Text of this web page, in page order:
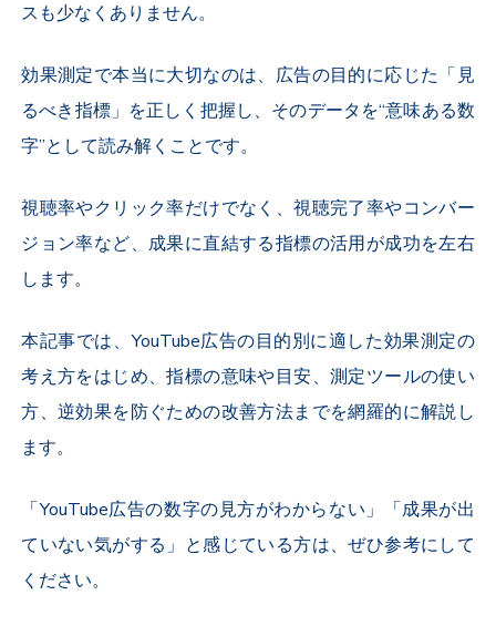
スも少なくありません。
効果測定で本当に大切なのは、広告の目的に応じた「見
るべき指標」を正しく把握し、そのデータを“意味ある数
字”として読み解くことです。
視聴率やクリック率だけでなく、視聴完了率やコンバー
ジョン率など、成果に直結する指標の活用が成功を左右
します。
本記事では、YouTube広告の目的別に適した効果測定の
考え方をはじめ、指標の意味や目安、測定ツールの使い
方、逆効果を防ぐための改善方法までを網羅的に解説し
ます。
「YouTube広告の数字の見方がわからない」「成果が出
ていない気がする」と感じている方は、ぜひ参考にして
ください。